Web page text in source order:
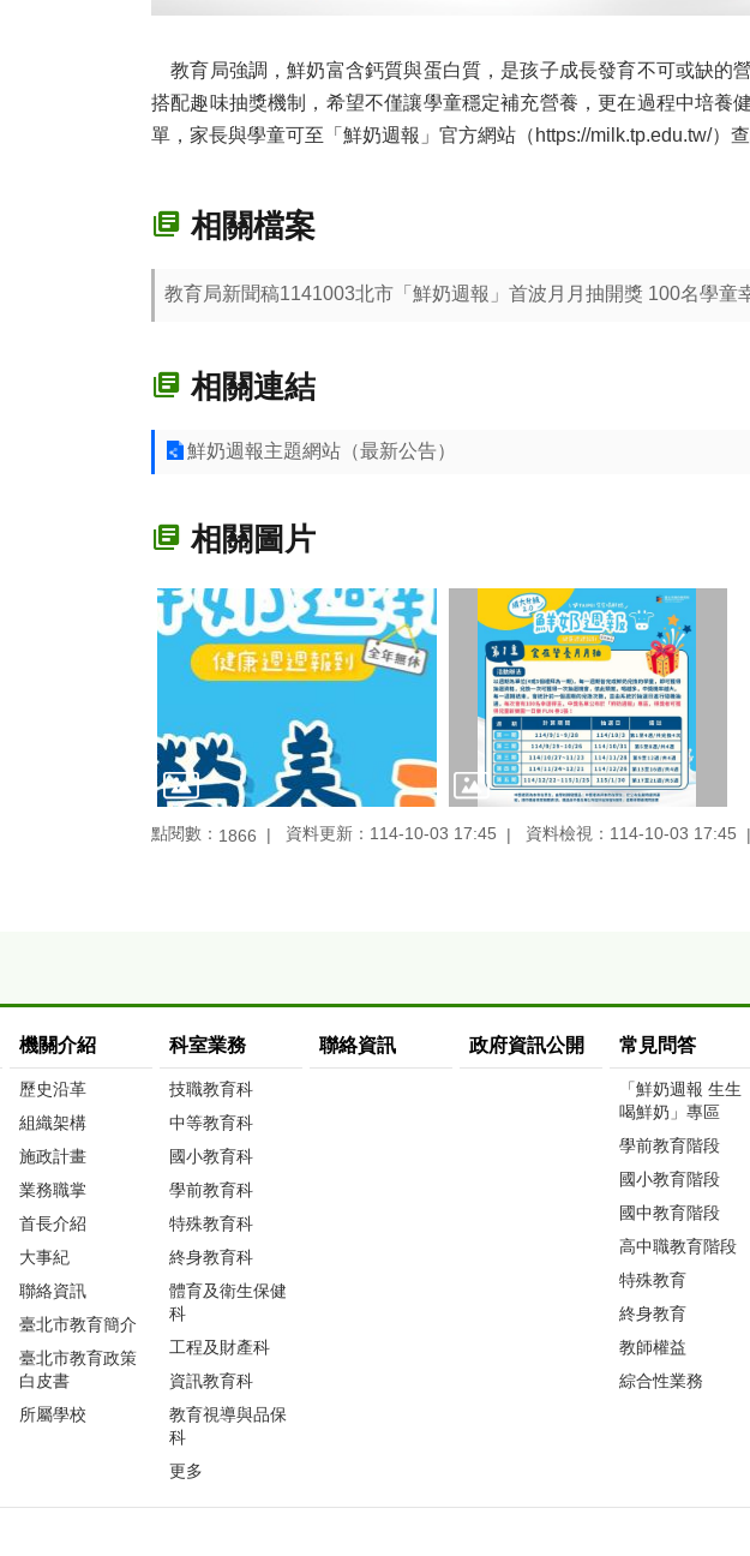
教育局強調，鮮奶富含鈣質與蛋白質，是孩子成長發育不可或缺的
搭配趣味抽獎機制，希望不僅讓學童穩定補充營養，更在過程中培養
單，家長與學童可至「鮮奶週報」官方網站（https://milk.tp.edu.tw/）查
相關檔案
教育局新聞稿1141003北市「鮮奶週報」首波月月抽開獎 100名學童
相關連結
鮮奶週報主題網站（最新公告）
相關圖片
點閱數： 1866 資料更新：114-10-03 17:45 資料檢視：114-10-03 17:45
機關介紹
歷史沿革
組織架構
施政計畫
業務職掌
首長介紹
大事紀
聯絡資訊
臺北市教育簡介
臺北市教育政策
白皮書
所屬學校
科室業務
技職教育科
中等教育科
國小教育科
學前教育科
特殊教育科
終身教育科
體育及衛生保健
科
工程及財產科
資訊教育科
教育視導與品保
科
更多
聯絡資訊 政府資訊公開 常見問答
「鮮奶週報 生生
喝鮮奶」專區
學前教育階段
國小教育階段
國中教育階段
高中職教育階段
特殊教育
終身教育
教師權益
綜合性業務